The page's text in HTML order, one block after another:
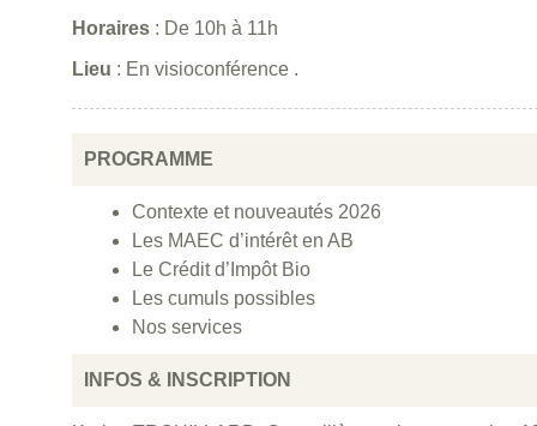
Horaires : De 10h à 11h
Lieu : En visioconférence .
PROGRAMME
Contexte et nouveautés 2026
Les MAEC d’intérêt en AB
Le Crédit d’Impôt Bio
Les cumuls possibles
Nos services
INFOS & INSCRIPTION